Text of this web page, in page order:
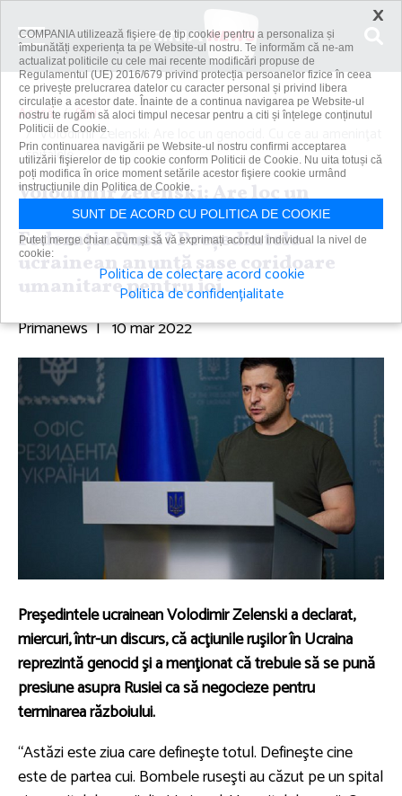
Acasă
Știri
Volodimir Zelenski: Are loc un genocid. Cu ce au ameninţat
spitalele...
Volodimir Zelenski: Are loc un
genocid. Cu ce au ameninţat spitalele
Federaţia Rusă? Preşedintele
ucrainean anunţă şase coridoare
umanitare pentru joi
Primanews | 10 mar 2022
Preşedintele ucrainean Volodimir Zelenski a declarat,
miercuri, într-un discurs, că acţiunile ruşilor în Ucraina
reprezintă genocid şi a menţionat că trebuie să se pună
presiune asupra Rusiei ca să negocieze pentru
terminarea războiului.
“Astăzi este ziua care defineşte totul. Defineşte cine
este de partea cui. Bombele ruseşti au căzut pe un spital
×
COMPANIA utilizează fişiere de tip cookie pentru a personaliza și
îmbunătăți experiența ta pe Website-ul nostru. Te informăm că ne-am
actualizat politicile cu cele mai recente modificări propuse de
Regulamentul (UE) 2016/679 privind protecția persoanelor fizice în ceea
ce privește prelucrarea datelor cu caracter personal și privind libera
circulație a acestor date. Înainte de a continua navigarea pe Website-ul
nostru te rugăm să aloci timpul necesar pentru a citi și înțelege conținutul
Politicii de Cookie.
Prin continuarea navigării pe Website-ul nostru confirmi acceptarea
utilizării fişierelor de tip cookie conform Politicii de Cookie. Nu uita totuși că
poți modifica în orice moment setările acestor fişiere cookie urmând
instrucțiunile din Politica de Cookie.
SUNT DE ACORD CU POLITICA DE COOKIE
Puteți merge chiar acum și să vă exprimați acordul individual la nivel de
cookie:
Politica de colectare acord cookie
Politica de confidențialitate